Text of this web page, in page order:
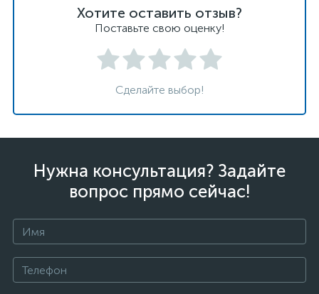
Хотите оставить отзыв?
Поставьте свою оценку!
Сделайте выбор!
Нужна консультация? Задайте
вопрос прямо сейчас!